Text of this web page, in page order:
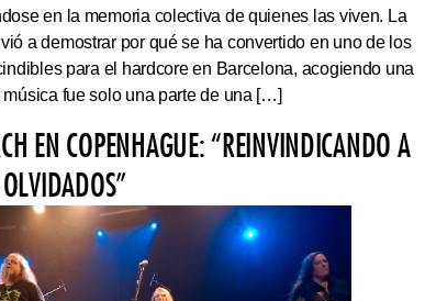
en la memoria colectiva de quienes las viven. La
a demostrar por qué se ha convertido en uno de los
para el hardcore en Barcelona, acogiendo una
fue solo una parte de una […]
EN COPENHAGUE: “REINVINDICANDO A